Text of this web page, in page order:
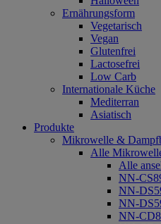
Ernährungsform
Vegetarisch
Vegan
Glutenfrei
Lactosefrei
Low Carb
Internationale Küche
Mediterran
Asiatisch
Produkte
Mikrowelle &
Alle
Alle
NN-
NN-
NN-
NN-